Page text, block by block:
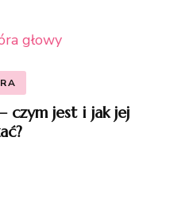
czym jest i jak jej